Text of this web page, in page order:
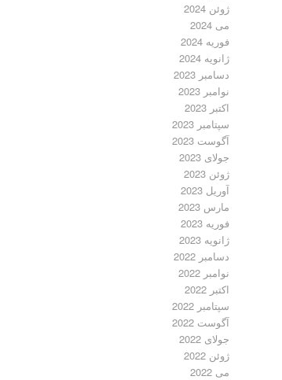
ژوئن 2024
می 2024
فوریه 2024
ژانویه 2024
دسامبر 2023
نوامبر 2023
اکتبر 2023
سپتامبر 2023
آگوست 2023
جولای 2023
ژوئن 2023
آوریل 2023
مارس 2023
فوریه 2023
ژانویه 2023
دسامبر 2022
نوامبر 2022
اکتبر 2022
سپتامبر 2022
آگوست 2022
جولای 2022
ژوئن 2022
می 2022